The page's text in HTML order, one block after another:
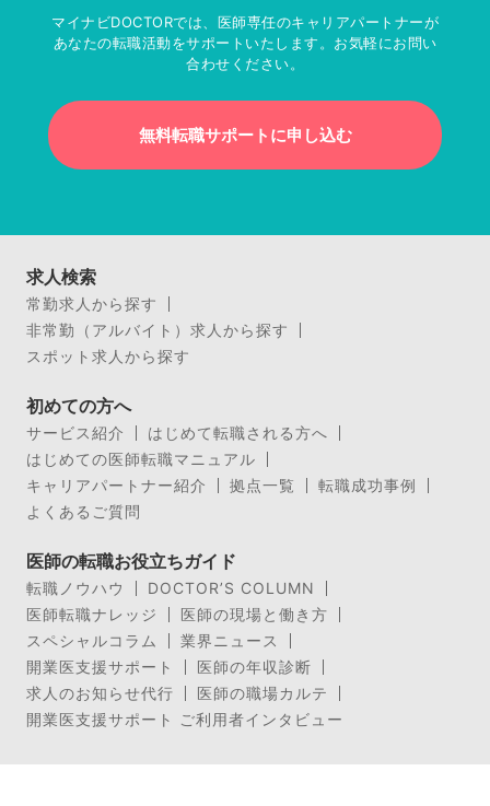
マイナビDOCTORでは、医師専任のキャリアパートナーが
あなたの転職活動をサポートいたします。お気軽にお問い
合わせください。
無料転職サポートに申し込む
求人検索
常勤求人から探す
非常勤（アルバイト）求人から探す
スポット求人から探す
初めての方へ
サービス紹介
はじめて転職される方へ
はじめての医師転職マニュアル
キャリアパートナー紹介
拠点一覧
転職成功事例
よくあるご質問
医師の転職お役立ちガイド
転職ノウハウ
DOCTOR’S COLUMN
医師転職ナレッジ
医師の現場と働き方
スペシャルコラム
業界ニュース
開業医支援サポート
医師の年収診断
求人のお知らせ代行
医師の職場カルテ
開業医支援サポート ご利用者インタビュー